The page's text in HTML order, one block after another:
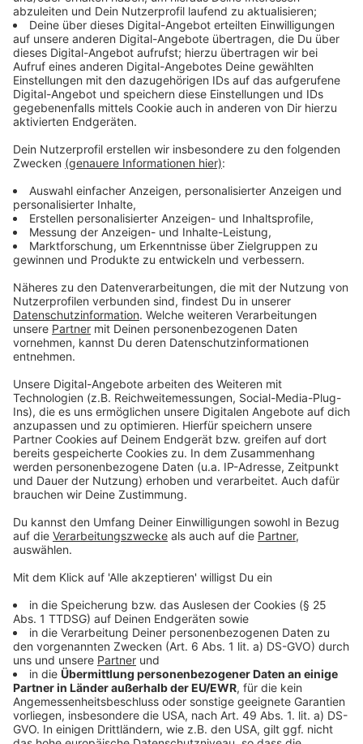
Akzeptieren
powered byUsercentrics Consent
Management Platform
den Bergen? Kein Problem, hier bekommt ihr ihn.
Anzeige
Hier die ganze Liste:
THE CHEMICAL BROTHERS – Leave home
BLACKEYED PEAS – Let’s get it started
COLDPLAY – Viva la vida
QUEEN – Don’t stop me now
AVICII – Levels
FLEET FOXES - White winter hymnal
NANCY SINATRA – These boots are made for walking
MOBY – Run on
INXS – Kiss the dirt (Falling down the mountain)
PROCLAIMERS – 500 Miles
NITS – In the Dutch mountains
ROBBIE WILLIAMS – the road to Mandalay
IKE & TINA TURNER – River Deep Mountain high
RUDIMENTAL feat. JOHN NEWMAN – Not giving in
U2 – I still haven’t found what I’m looking for (live)
DAFT PUNK – Around the world
VANESSA CARLTON – A thousand miles
BON IVER – Skinny love